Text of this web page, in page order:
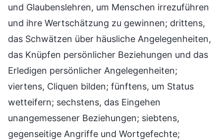
und Glaubenslehren, um Menschen irrezuführen
und ihre Wertschätzung zu gewinnen; drittens,
das Schwätzen über häusliche Angelegenheiten,
das Knüpfen persönlicher Beziehungen und das
Erledigen persönlicher Angelegenheiten;
viertens, Cliquen bilden; fünftens, um Status
wetteifern; sechstens, das Eingehen
unangemessener Beziehungen; siebtens,
gegenseitige Angriffe und Wortgefechte;